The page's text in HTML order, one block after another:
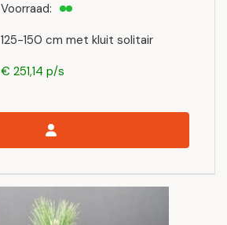
125-150 cm met kluit solitair
Voorraad:
€ 251,14 p/s